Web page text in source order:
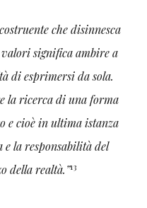
che disinnesca
significa ambire a
di esprimersi da sola.
la ricerca di una forma
e cioè in ultima istanza
e la responsabilità del
della realtà.”13